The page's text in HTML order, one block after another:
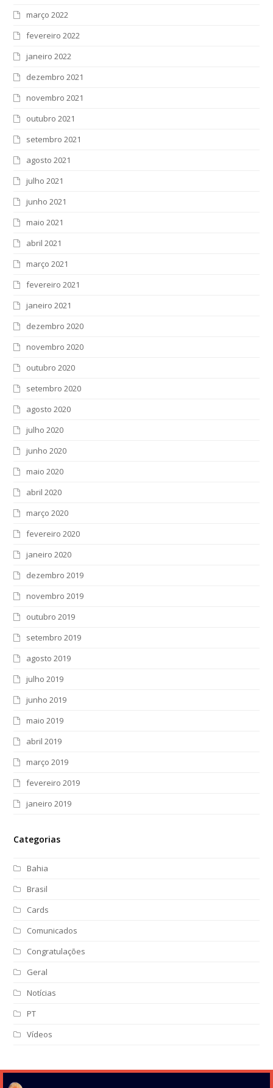
março 2022
fevereiro 2022
janeiro 2022
dezembro 2021
novembro 2021
outubro 2021
setembro 2021
agosto 2021
julho 2021
junho 2021
maio 2021
abril 2021
março 2021
fevereiro 2021
janeiro 2021
dezembro 2020
novembro 2020
outubro 2020
setembro 2020
agosto 2020
julho 2020
junho 2020
maio 2020
abril 2020
março 2020
fevereiro 2020
janeiro 2020
dezembro 2019
novembro 2019
outubro 2019
setembro 2019
agosto 2019
julho 2019
junho 2019
maio 2019
abril 2019
março 2019
fevereiro 2019
janeiro 2019
Categorias
Bahia
Brasil
Cards
Comunicados
Congratulações
Geral
Notícias
PT
Vídeos